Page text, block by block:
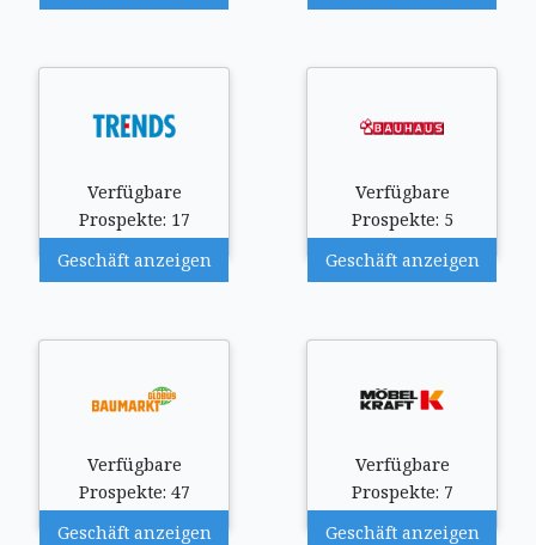
Verfügbare
Prospekte: 17
Geschäft anzeigen
Verfügbare
Prospekte: 5
Geschäft anzeigen
Verfügbare
Prospekte: 47
Geschäft anzeigen
Verfügbare
Prospekte: 7
Geschäft anzeigen